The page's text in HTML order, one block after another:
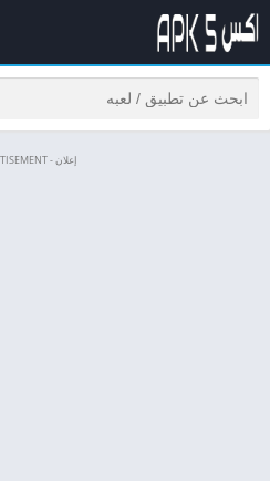
إعلان - ADVERTISEMENT